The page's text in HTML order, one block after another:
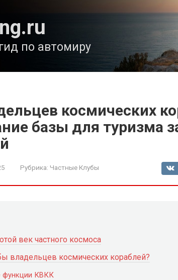
по автомиру
космических
базы для туризма
Рубрика: Частные Клубы
век частного космоса
владельцев космических кораблей?
функции КВКК